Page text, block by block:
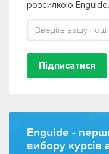
розсилкою Enguide.
Підписатися
Enguide -
вибору курсів